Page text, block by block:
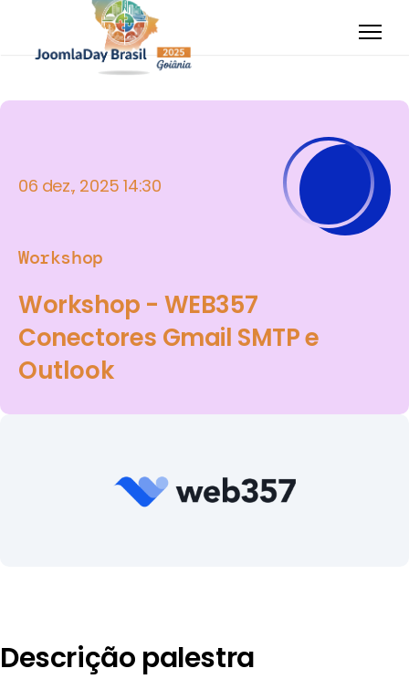
06 dez., 2025 14:30
Workshop
Workshop - WEB357
Conectores Gmail SMTP e
Outlook
Descrição palestra